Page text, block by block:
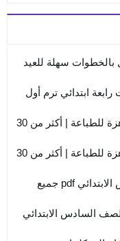
سهلة للعيد
ابتدائي ترم أول
عبارات ارشادية عن النظافة جاهزة للطباعة | أكثر من 30
عبارات ارشادية عن النظافة جاهزة للطباعة | أكثر من 30
نماذج امتحانات الصف الخامس الابتدائي pdf جميع
السادس الابتدائي